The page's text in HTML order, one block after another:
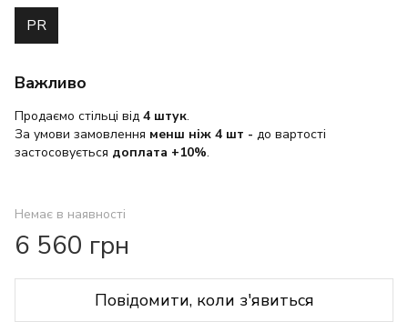
PR
Важливо
Продаємо стільці від 4 штук.
За умови замовлення менш ніж 4 шт - до вартості
застосовується доплата +10%.
Немає в наявності
6 560 грн
Повідомити, коли з'явиться